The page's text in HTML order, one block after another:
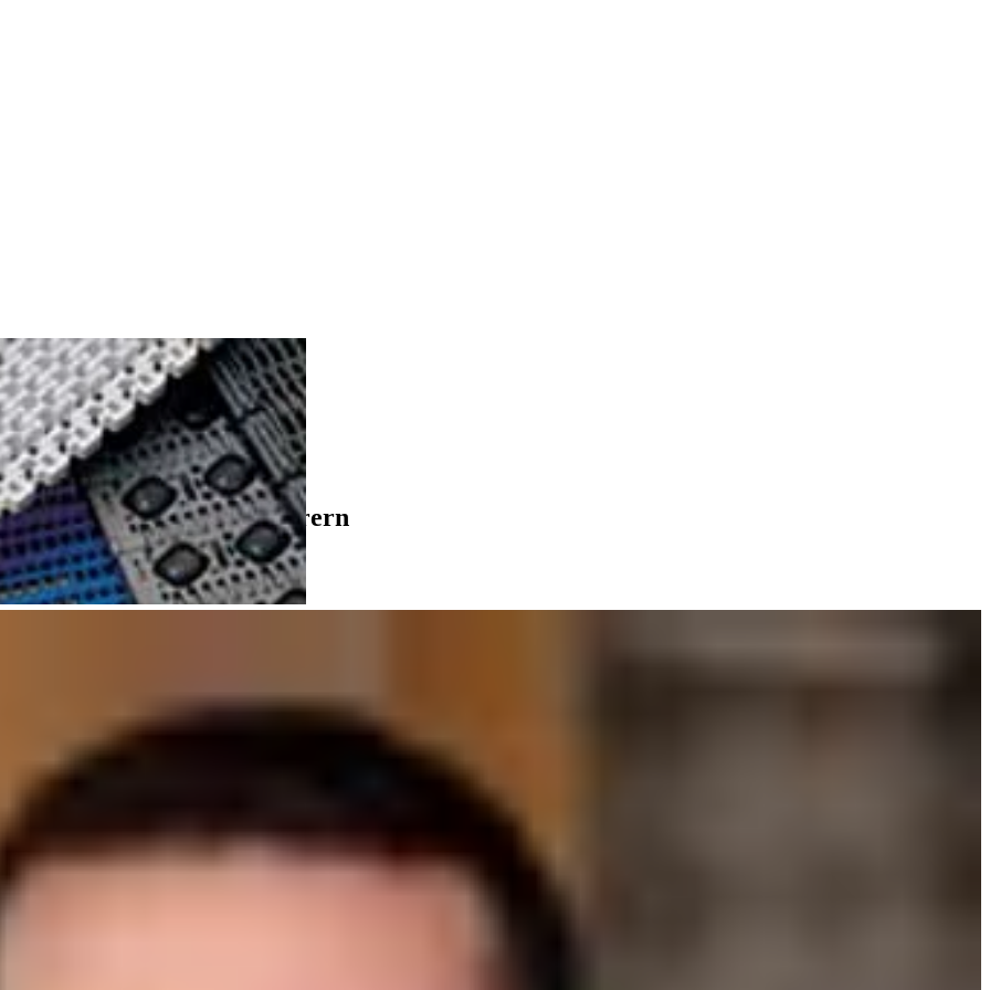
Komponenten, Zubehör und mehr
Fremdkörper auf Förderern